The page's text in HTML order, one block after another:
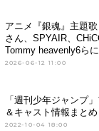
アニメ『銀魂』主題
さん、SPYAIR、
Tommy heavenly6ら
2026-06-12 11:00
「週刊少年ジャンプ
＆キャスト情報まとめ
2022-10-04 18:00